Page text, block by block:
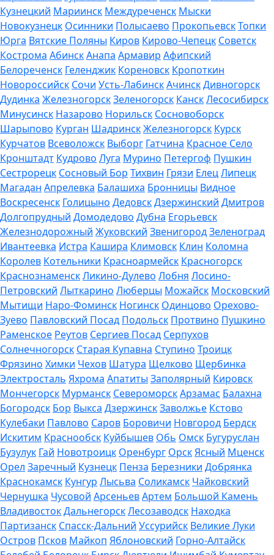
Кузнецкий Мариинск Междуреченск Мыски
Новокузнецк Осинники Полысаево ПрокопьевскТопки
Юрга Вятские Поляны Киров Кирово-Чепецк Советск
Кострома АбинскАнапа Армавир Афипский
Белореченск Геленджик Кореновск Кропоткин
Новороссийск Сочи Усть-ЛабинскАчинскДивногорск
Дудинка ЖелезногорскЗеленогорск КанскЛесосибирск
Минусинск Назарово Норильск Сосновоборск
Шарыпово Курган ШадринскЖелезногорск Курск
Курчатов Всеволожск Выборг Гатчина Красное Село
Кронштадт Кудрово Луга Мурино Петергоф Пушкин
Сестрорецк Сосновый Бор Тихвин Грязи ЕлецЛипецк
Магадан Апрелевка Балашиха Бронницы Видное
Воскресенск Голицыно ДедовскДзержинский Дмитров
Долгопрудный Домодедово Дубна Егорьевск
Железнодорожный Жуковский ЗвенигородЗеленоград
Ивантеевка Истра Кашира Климовск Клин Коломна
Королев Котельники Красноармейск Красногорск
КраснознаменскЛикино-Дулево Лобня Лосино-
Петровский Лыткарино Люберцы Можайск Московский
Мытищи Наро-Фоминск Ногинск Одинцово Орехово-
Зуево Павловский Посад Подольск Протвино Пушкино
Раменское Реутов Сергиев Посад Серпухов
Солнечногорск Старая Купавна Ступино Троицк
Фрязино Химки Чехов Шатура Щелково Щербинка
Электросталь Яхрома Апатиты Заполярный Кировск
Мончегорск Мурманск СевероморскАрзамас Балахна
Богородск Бор Выкса ДзержинскЗаволжье Кстово
Кулебаки Павлово Саров Боровичи Новгород Бердск
Искитим Краснообск Куйбышев Обь Омск Бугуруслан
Бузулук Гай Новотроицк Оренбург ОрскЯсный Мценск
Орел Заречный Кузнецк Пенза Березники Добрянка
Краснокамск Кунгур Лысьва Соликамск Чайковский
Чернушка Чусовой АрсеньевАртем Большой Камень
ВладивостокДальнегорскЛесозаводск Находка
Партизанск Спасск-Дальний Уссурийск Великие Луки
Остров Псков Майкоп Яблоновский Горно-Алтайск